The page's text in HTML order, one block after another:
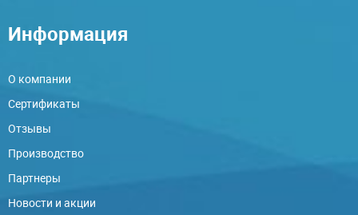
Информация
О компании
Сертификаты
Отзывы
Производство
Партнеры
Новости и акции